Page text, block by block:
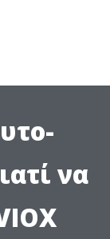
να